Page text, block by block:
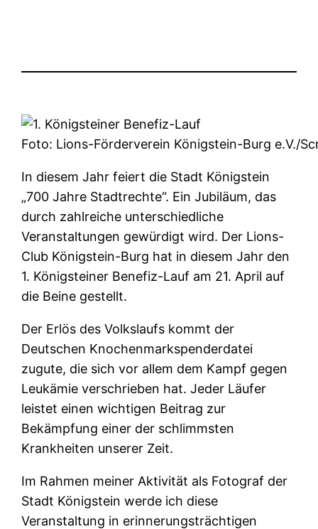
Foto: Lions-Förderverein Königstein-Burg e.V./
In diesem Jahr feiert die Stadt Königstein
„700 Jahre Stadtrechte“. Ein Jubiläum, das
durch zahlreiche unterschiedliche
Veranstaltungen gewürdigt wird. Der Lions-
Club Königstein-Burg hat in diesem Jahr den
1. Königsteiner Benefiz-Lauf am 21. April auf
die Beine gestellt.
Der Erlös des Volkslaufs kommt der
Deutschen Knochenmarkspenderdatei
zugute, die sich vor allem dem Kampf gegen
Leukämie verschrieben hat. Jeder Läufer
leistet einen wichtigen Beitrag zur
Bekämpfung einer der schlimmsten
Krankheiten unserer Zeit.
Im Rahmen meiner Aktivität als Fotograf der
Stadt Königstein werde ich diese
Veranstaltung in erinnerungsträchtigen